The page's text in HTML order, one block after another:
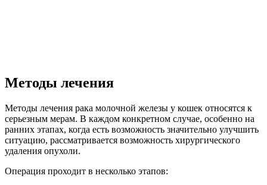
Методы лечения
Методы лечения рака молочной железы у кошек относятся к
серьезным мерам. В каждом конкретном случае, особенно на
ранних этапах, когда есть возможность значительно улучшить
ситуацию, рассматривается возможность хирургического
удаления опухоли.
Операция проходит в несколько этапов: